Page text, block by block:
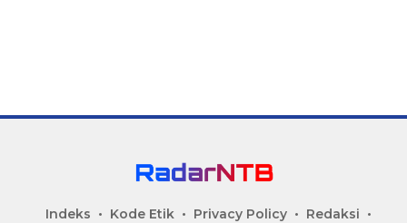
Indeks Kode Etik Privacy Policy
Redaksi